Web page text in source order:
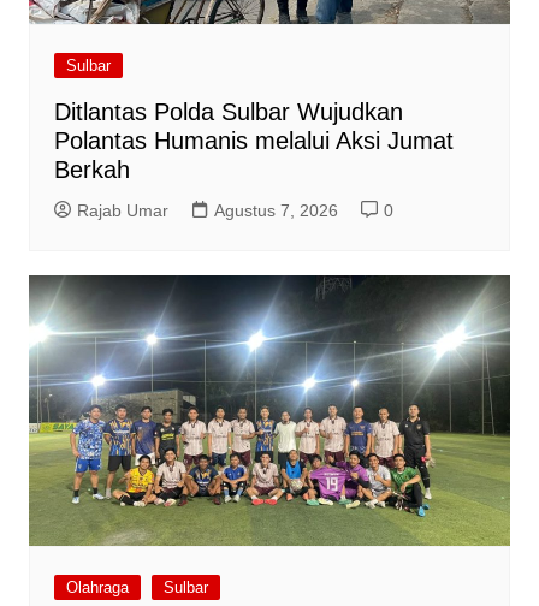
Sulbar
Ditlantas Polda Sulbar Wujudkan
Polantas Humanis melalui Aksi Jumat
Berkah
Rajab Umar Agustus 7, 2026 0
Olahraga Sulbar